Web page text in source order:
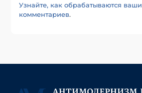
Узнайте, как обрабатываются
комментариев.